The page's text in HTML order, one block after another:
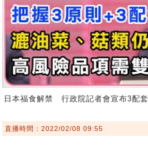
日本福食解禁 行政院記者會宣布3配套
直播時間：2022/02/08 09:55